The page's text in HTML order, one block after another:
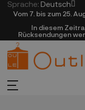
Sprache: Deutsch
Vom 7. bis zum 25.
In diesem
Rücksendungen